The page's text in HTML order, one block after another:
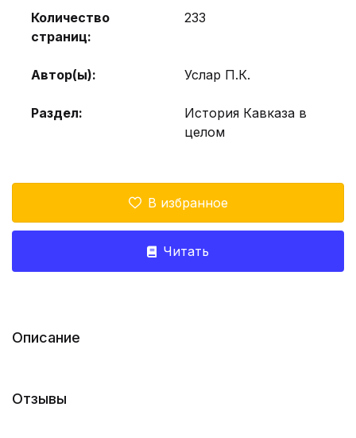
Количество
страниц:
233
Автор(ы): Услар П.К.
Раздел:
История Кавказа в
целом
В избранное
Читать
Описание
Отзывы